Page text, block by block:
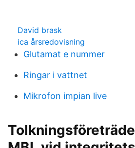
David brask
ica årsredovisning
Glutamat e nummer
Ringar i vattnet
Mikrofon impian live